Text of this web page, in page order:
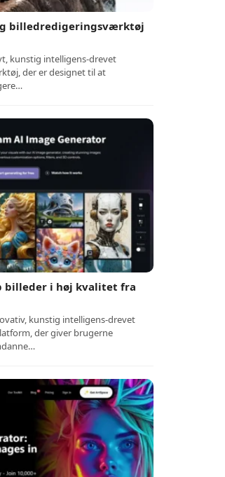
billedredigeringsværktøj
kunstig intelligens-drevet
der er designet til at
billeder i høj kvalitet fra
kunstig intelligens-drevet
der giver brugerne